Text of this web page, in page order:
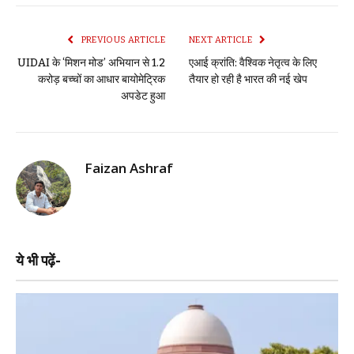
PREVIOUS ARTICLE
UIDAI के ‘मिशन मोड’ अभियान से 1.2
करोड़ बच्चों का आधार बायोमेट्रिक
अपडेट हुआ
NEXT ARTICLE
एआई क्रांति: वैश्विक नेतृत्व के लिए
तैयार हो रही है भारत की नई खेप
Faizan Ashraf
ये भी पढ़ें-